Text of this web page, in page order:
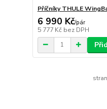
Příčníky THULE
6 990 Kč/pár
5 777 Kč bez DPH